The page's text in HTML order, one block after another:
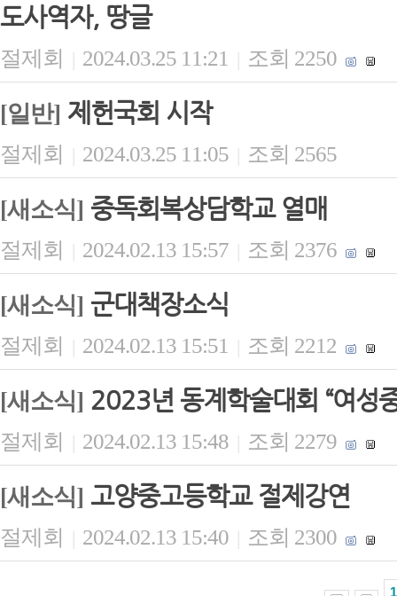
도사역자, 땅글
절제회 | 2024.03.25 11:21 | 조회 2250
[일반] 제헌국회 시작
절제회 | 2024.03.25 11:05 | 조회 2565
[새소식] 중독회복상담학교 열매
절제회 | 2024.02.13 15:57 | 조회 2376
[새소식] 군대책장소식
절제회 | 2024.02.13 15:51 | 조회 2212
[새소식] 2023년 동계학술대회 “여성
절제회 | 2024.02.13 15:48 | 조회 2279
[새소식] 고양중고등학교 절제강연
절제회 | 2024.02.13 15:40 | 조회 2300
1